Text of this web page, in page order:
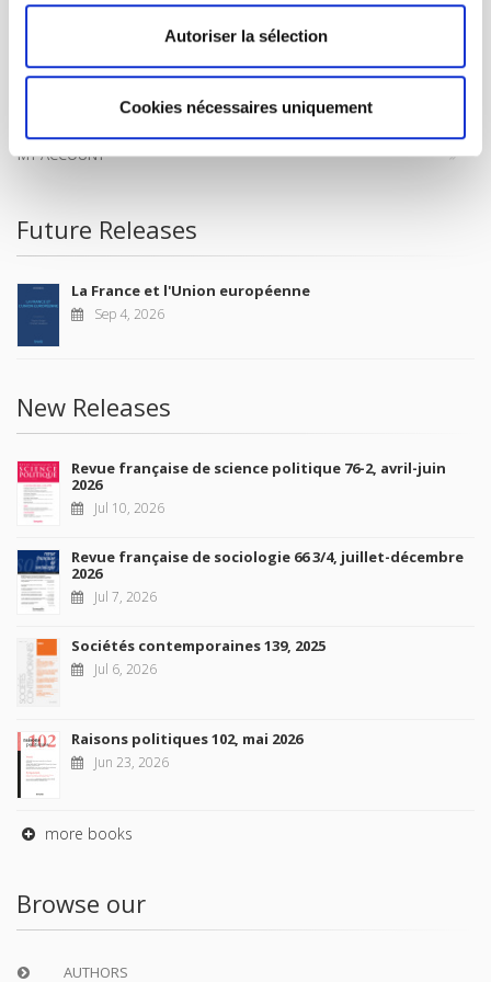
Autoriser la sélection
Cookies nécessaires uniquement
FOR BOOKSHOPS
CONDITIONS OF SALE
MY ACCOUNT
Future Releases
La France et l'Union européenne
Sep 4, 2026
New Releases
Revue française de science politique 76-2, avril-juin
2026
Jul 10, 2026
Revue française de sociologie 66 3/4, juillet-décembre
2026
Jul 7, 2026
Sociétés contemporaines 139, 2025
Jul 6, 2026
Raisons politiques 102, mai 2026
Jun 23, 2026
more books
Browse our
AUTHORS